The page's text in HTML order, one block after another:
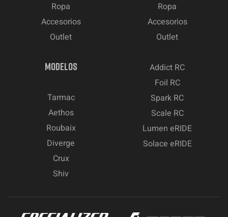
Ropa
Accesorios
Outlet
Ropa
Accesorios
Outlet
MODELOS
Tarmac
Aethos
Roubaix
Diverge
Crux
Shiv
Addict RC
Foil RC
Spark RC
Scale RC
Lumen eRIDE
Solace eRIDE